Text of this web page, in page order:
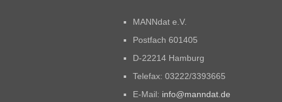
MANNdat e.V.
Postfach 601405
D-22214 Hamburg
Telefax: 03222/3393665
E-Mail: info@manndat.de